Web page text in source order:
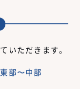
いただきます。
部〜中部